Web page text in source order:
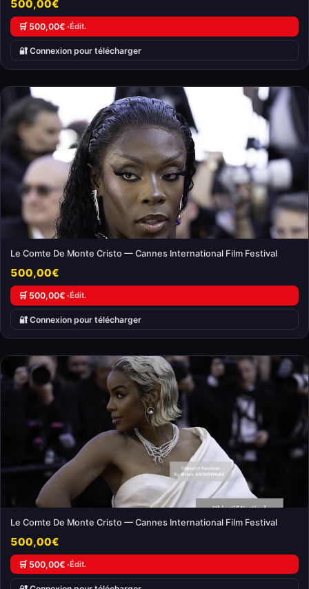
500,00€
🛒 500,00€ ·Édit.
🔐 Connexion pour télécharger
Le Comte De Monte Cristo — Cannes International Film Festival
500,00€
🛒 500,00€ ·Édit.
🔐 Connexion pour télécharger
Le Comte De Monte Cristo — Cannes International Film Festival
500,00€
🛒 500,00€ ·Édit.